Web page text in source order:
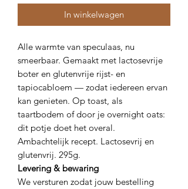
In winkelwagen
Alle warmte van speculaas, nu
smeerbaar. Gemaakt met lactosevrije
boter en glutenvrije rijst- en
tapiocabloem — zodat iedereen ervan
kan genieten. Op toast, als
taartbodem of door je overnight oats:
dit potje doet het overal.
Ambachtelijk recept. Lactosevrij en
glutenvrij. 295g.
Levering & bewaring
We versturen zodat jouw bestelling